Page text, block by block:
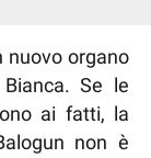
nuovo organo
Se le
ai fatti, la
non è